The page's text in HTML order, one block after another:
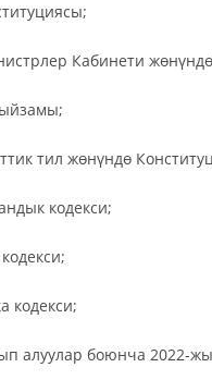
Кабинети
тил жөнүндө
кодекси;
боюнча 2022-